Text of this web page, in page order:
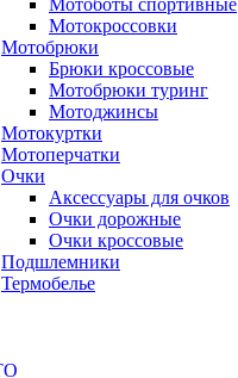
Мотоботы спортивные
Мотокроссовки
Мотобрюки
Брюки кроссовые
Мотобрюки туринг
Мотоджинсы
Мотокуртки
Мотоперчатки
Очки
Аксессуары для очков
Очки дорожные
Очки кроссовые
Подшлемники
Термобелье